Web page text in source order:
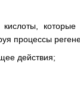
которые
процессы
действия;